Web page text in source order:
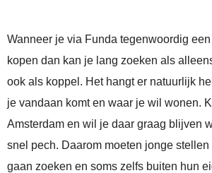
Wanneer je via Funda tegenwoordig
kopen dan kan je lang zoeken als
ook als koppel. Het hangt er natuurlijk
je vandaan komt en waar je wil wonen.
Amsterdam en wil je daar graag blijven
snel pech. Daarom moeten jonge stellen
gaan zoeken en soms zelfs buiten hun